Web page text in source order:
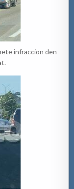
infraccion den